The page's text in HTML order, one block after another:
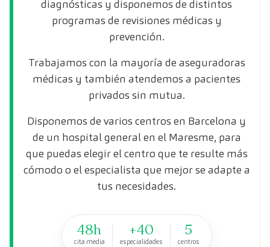
diagnósticas y disponemos de distintos
programas de revisiones médicas y
prevención.
Trabajamos con la mayoría de aseguradoras
médicas y también atendemos a pacientes
privados sin mutua.
Disponemos de varios centros en Barcelona y
de un hospital general en el Maresme, para
que puedas elegir el centro que te resulte más
cómodo o el especialista que mejor se adapte a
tus necesidades.
48h
cita media
+40
especialidades
5
centros